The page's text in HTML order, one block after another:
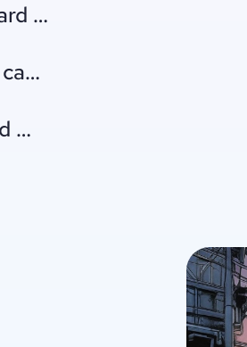
a knock at the door.
from inside the
every number